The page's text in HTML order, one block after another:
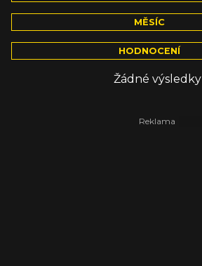
MĚSÍC
HODNOCENÍ
Žádné výsledky